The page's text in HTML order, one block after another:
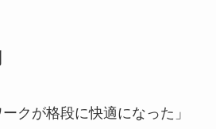
クが格段に快適になった」